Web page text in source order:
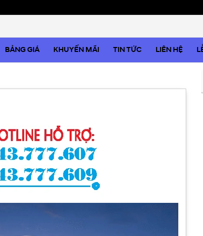
BẢNG GIÁ KHUYẾN MÃI TIN TỨC LIÊN HỆ